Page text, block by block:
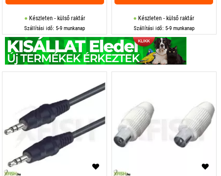
Készleten - külső raktár
Szállítási idő: 5-9 munkanap
Készleten - külső raktár
Szállítási idő: 5-9 munkanap